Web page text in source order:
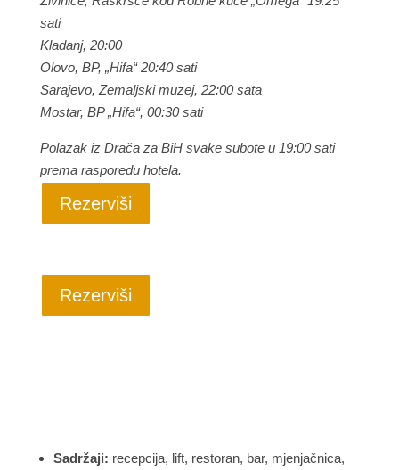
sati
Kladanj, 20:00
Olovo, BP, „Hifa“ 20:40 sati
Sarajevo, Zemaljski muzej, 22:00 sata
Mostar, BP „Hifa“, 00:30 sati
Polazak iz Drača za BiH svake subote u 19:00 sati
prema rasporedu hotela.
Rezerviši
Rezerviši
Sadržaji: recepcija, lift, restoran, bar, mjenjačnica,